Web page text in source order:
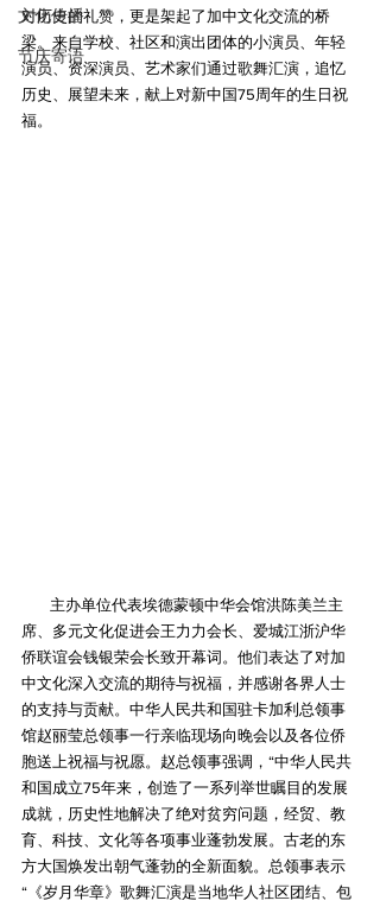
文化传播
节庆寄语
对历史的礼赞，更是架起了加中文化交流的桥
梁。来自学校、社区和演出团体的小演员、年轻
演员、资深演员、艺术家们通过歌舞汇演，追忆
历史、展望未来，献上对新中国75周年的生日祝
福。
席、多元文化促进会王力力会长、爱城江浙沪华
侨联谊会钱银荣会长致开幕词。他们表达了对加
中文化深入交流的期待与祝福，并感谢各界人士
的支持与贡献。中华人民共和国驻卡加利总领事
馆赵丽莹总领事一行亲临现场向晚会以及各位侨
胞送上祝福与祝愿。赵总领事强调，“中华人民共
和国成立75年来，创造了一系列举世瞩目的发展
成就，历史性地解决了绝对贫穷问题，经贸、教
育、科技、文化等各项事业蓬勃发展。古老的东
方大国焕发出朝气蓬勃的全新面貌。总领事表示
“《岁月华章》歌舞汇演是当地华人社区团结、包